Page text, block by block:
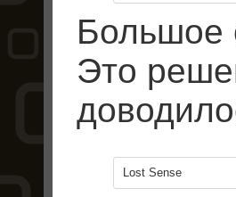
Большое
Это
Lost Sense